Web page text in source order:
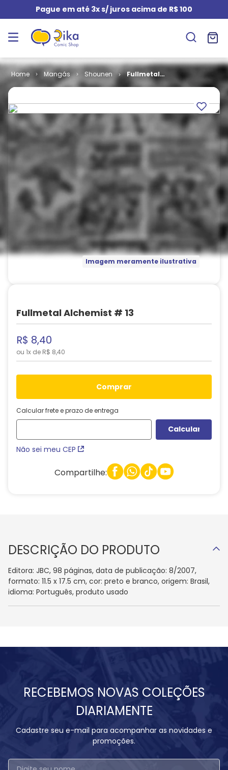
Pague em até 3x s/ juros acima de R$ 100
Mangás Shounen
Fullmetal
Alchemist # 13
Imagem meramente ilustrativa
Fullmetal Alchemist # 13
R$ 8,40
ou 1x de R$ 8,40
comprar
Calcular frete e prazo de entrega
Não sei meu CEP
Compartilhe:
DESCRIÇÃO DO PRODUTO
Editora: JBC, 98 páginas, data de publicação: 8/2007,
formato: 11.5 x 17.5 cm, cor: preto e branco, origem: Brasil,
idioma: Português, produto usado
RECEBEMOS NOVAS COLEÇÕES
DIARIAMENTE
Cadastre seu e-mail para acompanhar as novidades e
promoções.